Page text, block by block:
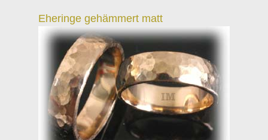
Eheringe gehämmert matt